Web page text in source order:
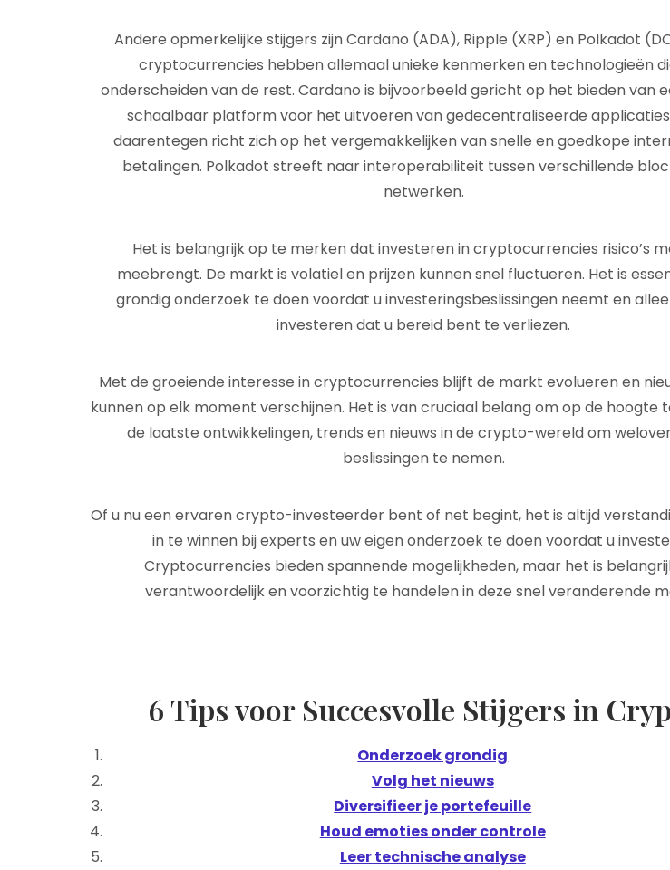
Andere opmerkelijke stijgers zijn Cardano (ADA), Ripple (XRP) en Polkadot
cryptocurrencies hebben allemaal unieke kenmerken en technologieën
onderscheiden van de rest. Cardano is bijvoorbeeld gericht op het bieden van
schaalbaar platform voor het uitvoeren van gedecentraliseerde
daarentegen richt zich op het vergemakkelijken van snelle en goedkope
betalingen. Polkadot streeft naar interoperabiliteit tussen verschillende
netwerken.
Het is belangrijk op te merken dat investeren in cryptocurrencies risico’s
meebrengt. De markt is volatiel en prijzen kunnen snel fluctueren. Het is
grondig onderzoek te doen voordat u investeringsbeslissingen neemt en
investeren dat u bereid bent te verliezen.
Met de groeiende interesse in cryptocurrencies blijft de markt evolueren en
kunnen op elk moment verschijnen. Het is van cruciaal belang om op de hoogte
de laatste ontwikkelingen, trends en nieuws in de crypto-wereld om
beslissingen te nemen.
Of u nu een ervaren crypto-investeerder bent of net begint, het is altijd
in te winnen bij experts en uw eigen onderzoek te doen voordat u
Cryptocurrencies bieden spannende mogelijkheden, maar het is
verantwoordelijk en voorzichtig te handelen in deze snel veranderende
6 Tips voor Succesvolle Stijgers in
Onderzoek grondig
Volg het nieuws
Diversifieer je portefeuille
Houd emoties onder controle
Leer technische analyse